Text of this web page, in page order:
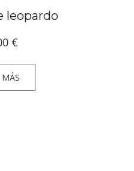
leopardo
€
MÁS